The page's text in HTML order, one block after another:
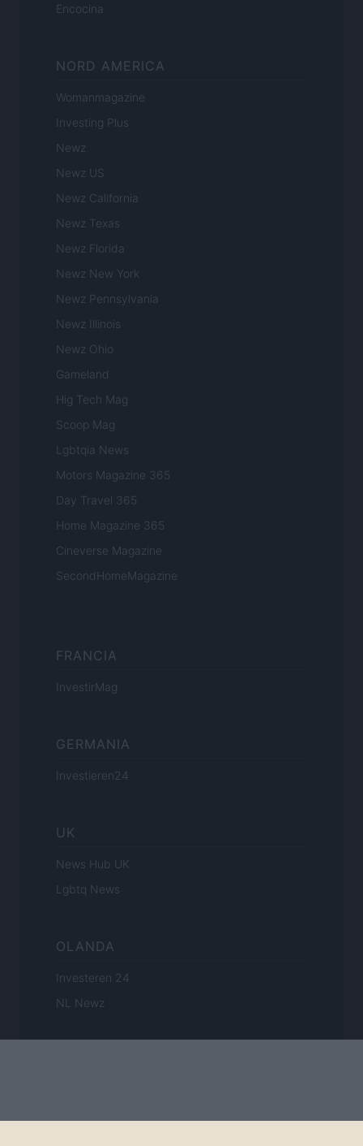
Encocina
NORD AMERICA
Womanmagazine
Investing Plus
Newz
Newz US
Newz California
Newz Texas
Newz Florida
Newz New York
Newz Pennsylvania
Newz Illinois
Newz Ohio
Gameland
Hig Tech Mag
Scoop Mag
Lgbtqia News
Motors Magazine 365
Day Travel 365
Home Magazine 365
Cineverse Magazine
SecondHomeMagazine
FRANCIA
InvestirMag
GERMANIA
Investieren24
UK
News Hub UK
Lgbtq News
OLANDA
Investeren 24
NL Newz